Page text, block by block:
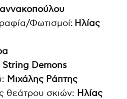
Φωτισμοί: Ηλίας
String Demons
Μιχάλης Ράπτης
θεάτρου σκιών: Ηλίας